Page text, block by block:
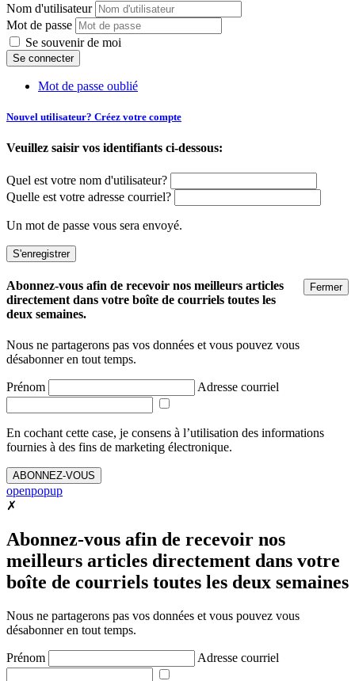
Nom d'utilisateur
Mot de passe
Se souvenir de moi
Mot de passe oublié
Nouvel utilisateur? Créez votre compte
Veuillez saisir vos identifiants ci-dessous:
Quel est votre nom d'utilisateur?
Quelle est votre adresse courriel?
Un mot de passe vous sera envoyé.
Fermer
Abonnez-vous afin de recevoir nos meilleurs articles
directement dans votre boîte de courriels toutes les
deux semaines.
Nous ne partagerons pas vos données et vous pouvez vous
désabonner en tout temps.
Prénom Adresse courriel
En cochant cette case, je consens à l’utilisation des informations
fournies à des fins de marketing électronique.
ABONNEZ-VOUS
openpopup
✗
Abonnez-vous afin de recevoir nos
meilleurs articles directement dans votre
boîte de courriels toutes les deux semaines
Nous ne partagerons pas vos données et vous pouvez vous
désabonner en tout temps.
Prénom Adresse courriel